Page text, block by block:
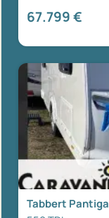
67.799 €
Tabbert Pantiga